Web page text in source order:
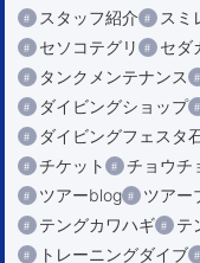
スタッフ紹介
スミ
セソコテグリ
セダ
タンクメンテナンス
ダイビングショップ
ダイビングフェスタ
チケット
チョウチ
ツアーblog
ツアー
テングカワハギ
テ
トレーニングダイブ